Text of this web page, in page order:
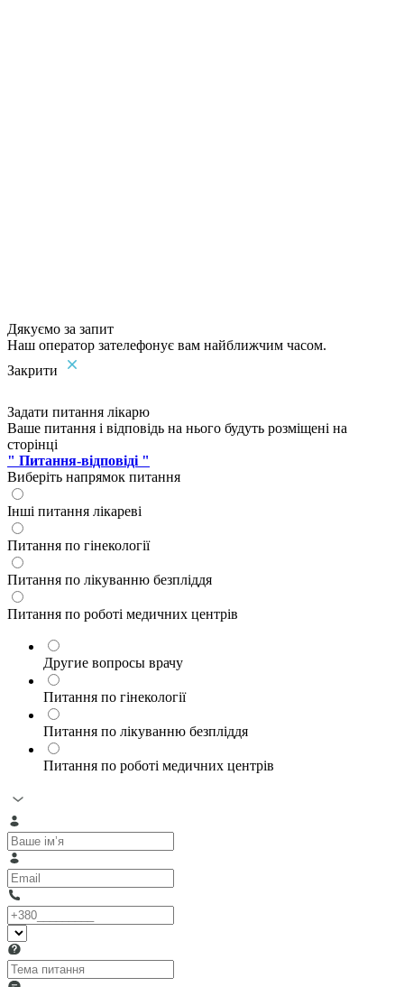
Дякуємо за запит
Наш оператор зателефонує вам найближчим часом.
Закрити
Задати питання лікарю
Ваше питання і відповідь на нього будуть розміщені на
сторінці
" Питання-відповіді "
Виберіть напрямок питання
Інші питання лікареві
Питання по гінекології
Питання по лікуванню безпліддя
Питання по роботі медичних центрів
Другие вопросы врачу
Питання по гінекології
Питання по лікуванню безпліддя
Питання по роботі медичних центрів